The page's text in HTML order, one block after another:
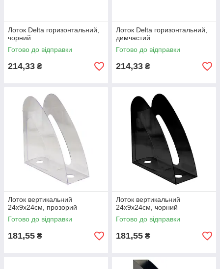
Лоток Delta горизонтальний,
чорний
Готово до відправки
214,33 ₴
Лоток Delta горизонтальний,
димчастий
Готово до відправки
214,33 ₴
Лоток вертикальний
24х9х24см, прозорий
Готово до відправки
181,55 ₴
Лоток вертикальний
24х9х24см, чорний
Готово до відправки
181,55 ₴